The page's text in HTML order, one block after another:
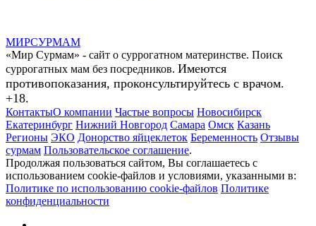
МИРСУРМАМ
«Мир Сурмам» - сайт о суррогатном материнстве. Поиск
суррогатных мам без посредников. Имеются
противопоказания, проконсультируйтесь с врачом.
+18.
КонтактыО компании Частые вопросы Новосибирск
Екатеринбург Нижний Новгород Самара Омск Казань
Регионы ЭКО Донорство яйцеклеток Беременность Отзывы
сурмам Пользовательское соглашение.
Продолжая пользоваться сайтом, Вы соглашаетесь с
использованием cookie-файлов и условиями, указанными в:
Политике по использованию cookie-файлов Политике
конфиденциальности